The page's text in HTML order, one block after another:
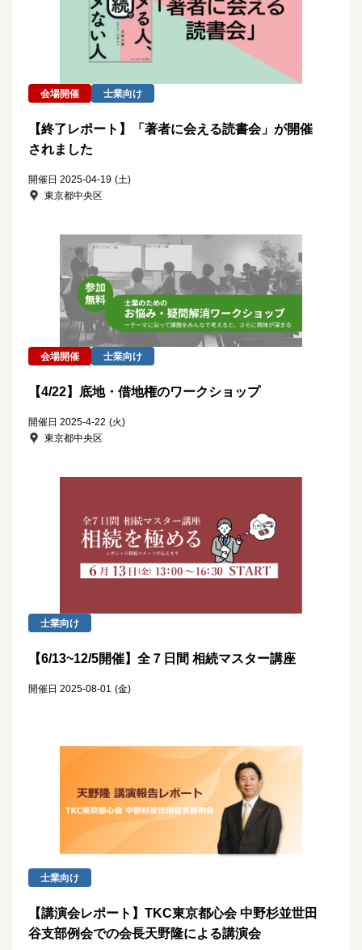
会場開催 士業向け
【終了レポート】「著者に会える読書会」が開催
されました
開催日 2025-04-19 (土)
東京都中央区
会場開催 士業向け
【4/22】底地・借地権のワークショップ
開催日 2025-4-22 (火)
東京都中央区
士業向け
【6/13~12/5開催】全７日間 相続マスター講座
開催日 2025-08-01 (金)
士業向け
【講演会レポート】TKC東京都心会 中野杉並世田
谷支部例会での会長天野隆による講演会